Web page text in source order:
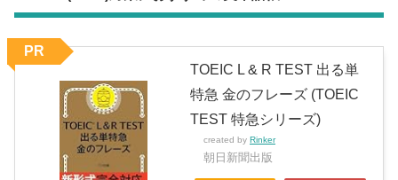
TOEIC L & R TEST 出る単
特急 金のフレーズ (TOEIC
TEST 特急シリーズ)
created by Rinker
朝日新聞出版
PR